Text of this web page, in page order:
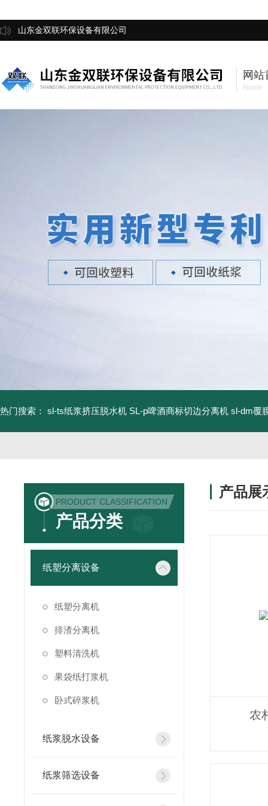
山东金双联环保设备有限公司
网站
Home
热门搜索： sl-ts纸浆挤压脱水机 SL-p啤酒商标切边分离机 sl-dm覆
PRODUCT CLASSIFICATION
产品分类
纸塑分离设备
纸塑分离机
排渣分离机
塑料清洗机
果袋纸打浆机
卧式碎浆机
纸浆脱水设备
纸浆筛选设备
产品展
农